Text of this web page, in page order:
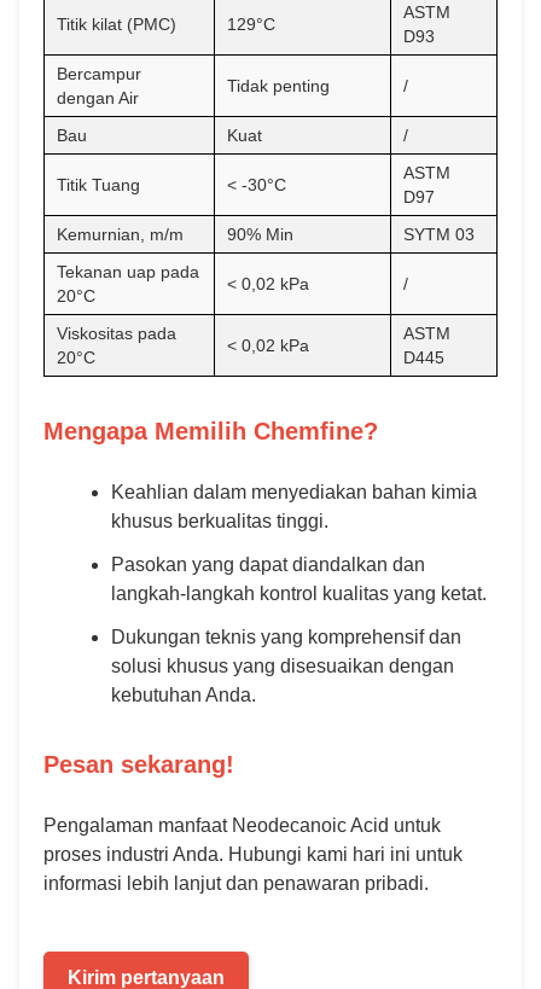
Titik kilat (PMC) 129°C
ASTM
D93
Bercampur
dengan Air
Tidak penting /
Bau Kuat /
Titik Tuang < -30°C
ASTM
D97
Kemurnian, m/m
90% Min
SYTM 03
Tekanan uap pada
20°C
< 0,02 kPa /
Viskositas pada
20°C
< 0,02 kPa
ASTM
D445
Mengapa Memilih Chemfine?
Keahlian dalam menyediakan bahan kimia
khusus berkualitas tinggi.
Pasokan yang dapat diandalkan dan
langkah-langkah kontrol kualitas yang ketat.
Dukungan teknis yang komprehensif dan
solusi khusus yang disesuaikan dengan
kebutuhan Anda.
Pesan sekarang!
Pengalaman manfaat Neodecanoic Acid untuk
proses industri Anda. Hubungi kami hari ini untuk
informasi lebih lanjut dan penawaran pribadi.
Kirim pertanyaan